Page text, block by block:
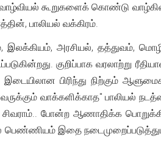
கூறுகளைக் கொண்டு
பாலியல் வக்கிரம்.
அரசியல், தத்துவம்,
குறிப்பாக வரலாற்று
பிரிந்து நிற்கும்
வாக்களிக்காத" பாலியல்
போன்ற ஆணாதிக்க
இதை